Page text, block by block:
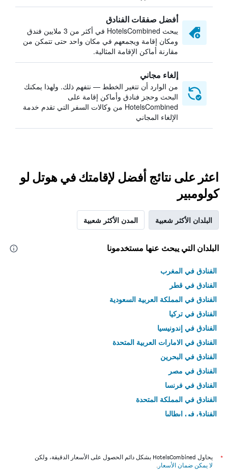
أفضل صفقات الفنادق
يبحث HotelsCombined في أكثر من 3 ملايين فندق
ومكان إقامة ويجمعهم في مكان واحد حتى تتمكن من
مقارنة أماكن الإقامة المثالية.
إلغاء مجاني
من الوارد أن تتغير الخطط — نتفهم ذلك. ولهذا يمكنك
البحث وحجز فنادق وأماكن إقامة على
HotelsCombined من وكالات السفر التي تقدم خدمة
الإلغاء المجاني
اعثر على نتائج أفضل لإقامتك في هوتل لو
كولومبير
البلدان الأكثر شعبية المدن الأكثر شعبية
البلدان التي يبحث عنها مستخدمونا
الفنادق في المغرب
الفنادق في قطر
الفنادق في المملكة العربية السعودية
الفنادق في تركيا
الفنادق في إندونيسيا
الفنادق في الامارات العربية المتحدة
الفنادق في البحرين
الفنادق في مصر
الفنادق في فرنسا
الفنادق في المملكة المتحدة
الفنادق في إيطاليا
*
يحاول HotelsCombined بشكل دائم الحصول على الأسعار الدقيقة، ولكن
لا يمكن ضمان الأسعار .